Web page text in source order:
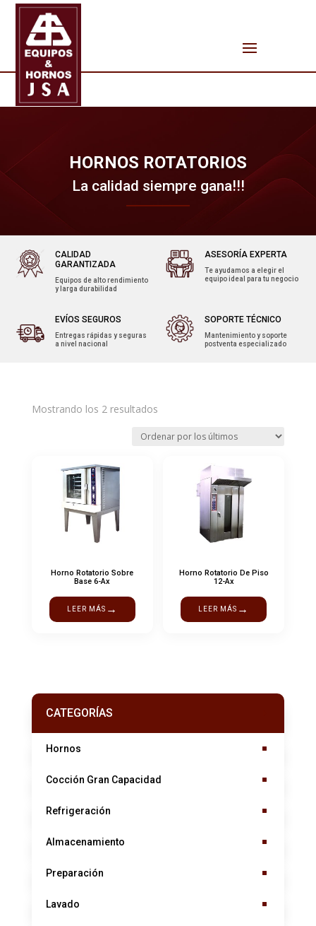
HORNOS ROTATORIOS
La calidad siempre gana!!!
CALIDAD
GARANTIZADA
Equipos de alto rendimiento
y larga durabilidad
ASESORÍA EXPERTA
Te ayudamos a elegir el
equipo ideal para tu negocio
EVÍOS SEGUROS
Entregas rápidas y seguras
a nivel nacional
SOPORTE TÉCNICO
Mantenimiento y soporte
postventa especializado
Mostrando los 2 resultadosOrdenado
los
Horno Rotatorio Sobre
Base 6-Ax
LEER MÁS →
Horno Rotatorio De Piso
12-Ax
LEER MÁS →
CATEGORÍAS
Hornos
Cocción Gran Capacidad
Refrigeración
Almacenamiento
Preparación
Lavado